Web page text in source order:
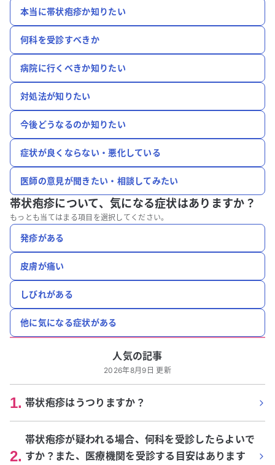
本当に帯状疱疹か知りたい
何科を受診すべきか
病院に行くべきか知りたい
対処法が知りたい
今後どうなるのか知りたい
症状が良くならない・悪化している
医師の意見が聞きたい・相談してみたい
帯状疱疹について、 気になる症状はありますか？
もっとも当てはまる項目を選択してください。
発疹がある
皮膚が痛い
しびれがある
他に気になる症状がある
人気の記事
2026年8月9日 更新
1. 帯状疱疹はうつりますか？
2.
帯状疱疹が疑われる場合、何科を受診したらよいで
すか？また、医療機関を受診する目安はあります